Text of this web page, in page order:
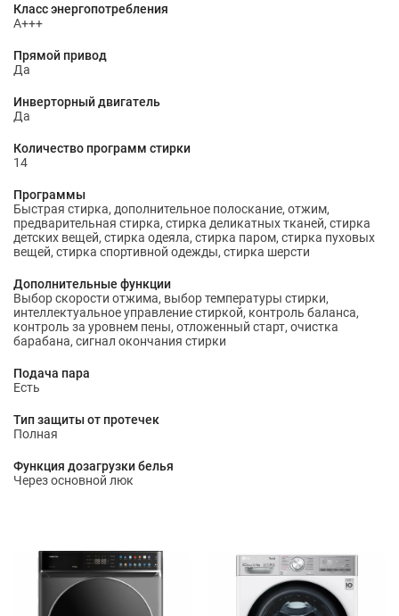
Класс энергопотребления
A+++
Прямой привод
Да
Инверторный двигатель
Да
Количество программ стирки
14
Программы
Быстрая стирка, дополнительное полоскание, отжим,
предварительная стирка, стирка деликатных тканей, стирка
детских вещей, стирка одеяла, стирка паром, стирка пуховых
вещей, стирка спортивной одежды, стирка шерсти
Дополнительные функции
Выбор скорости отжима, выбор температуры стирки,
интеллектуальное управление стиркой, контроль баланса,
контроль за уровнем пены, отложенный старт, очистка
барабана, сигнал окончания стирки
Подача пара
Есть
Тип защиты от протечек
Полная
Функция дозагрузки белья
Через основной люк